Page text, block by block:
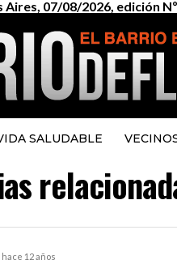
Aires, 07/08/2026, edición
SALUDABLE
hace 12 años